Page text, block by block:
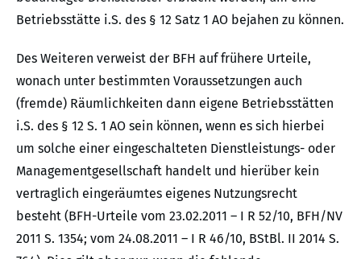
Betriebsstätte i.S. des § 12 Satz 1 AO bejahen zu können.
Des Weiteren verweist der BFH auf frühere Urteile,
wonach unter bestimmten Voraussetzungen auch
(fremde) Räumlichkeiten dann eigene Betriebsstätten
i.S. des § 12 S. 1 AO sein können, wenn es sich hierbei
um solche einer eingeschalteten Dienstleistungs- oder
Managementgesellschaft handelt und hierüber kein
vertraglich eingeräumtes eigenes Nutzungsrecht
besteht (BFH-Urteile vom 23.02.2011 – I R 52/10, BFH/NV
2011 S. 1354; vom 24.08.2011 – I R 46/10, BStBl. II 2014 S.